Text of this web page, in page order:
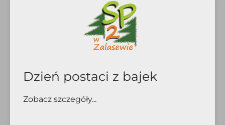
Dzień postaci z bajek
Zobacz szczegóły...